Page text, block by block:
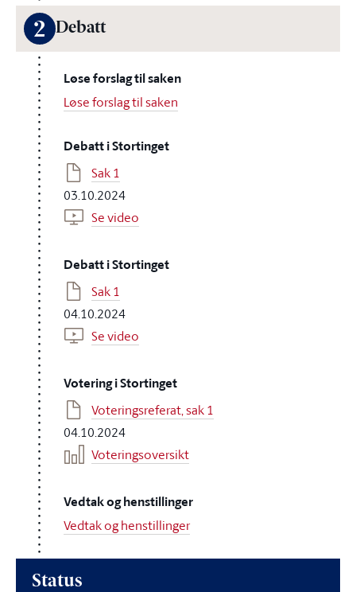
2 Debatt
Løse forslag til saken
Løse forslag til saken
Debatt i Stortinget
Sak 1
03.10.2024
Se video
Debatt i Stortinget
Sak 1
04.10.2024
Se video
Votering i Stortinget
Voteringsreferat, sak 1
04.10.2024
Voteringsoversikt
Vedtak og henstillinger
Vedtak og henstillinger
Status